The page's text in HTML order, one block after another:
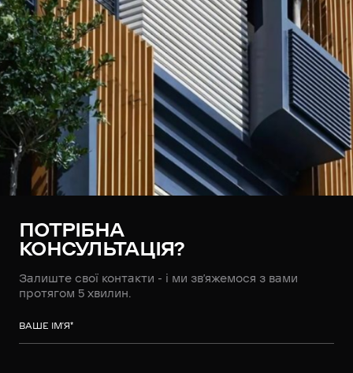
ПОТРІБНА
КОНСУЛЬТАЦІЯ?
Залиште свої контакти - і ми зв’яжемося з вами
протягом 5 хвилин.
ВАШЕ ІМ’Я*